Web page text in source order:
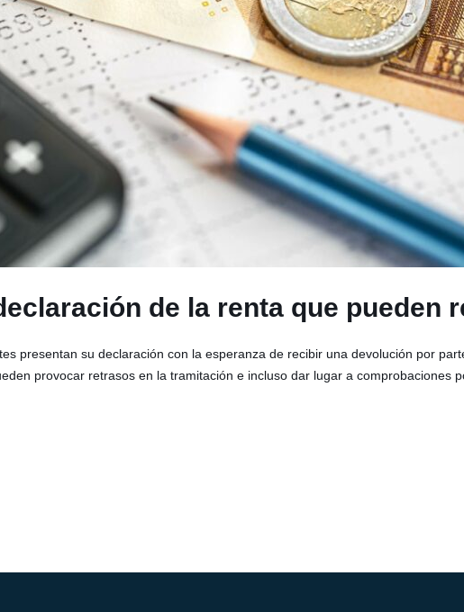
de la renta que pueden
presentan su declaración con la esperanza de recibir una devolución por
provocar retrasos en la tramitación e incluso dar lugar a comprobaciones